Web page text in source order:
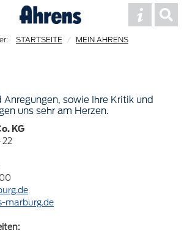
STARTSEITE
MEIN AHRENS
Anregungen, sowie Ihre Kritik und
uns sehr am Herzen.
KG
22
marburg.de